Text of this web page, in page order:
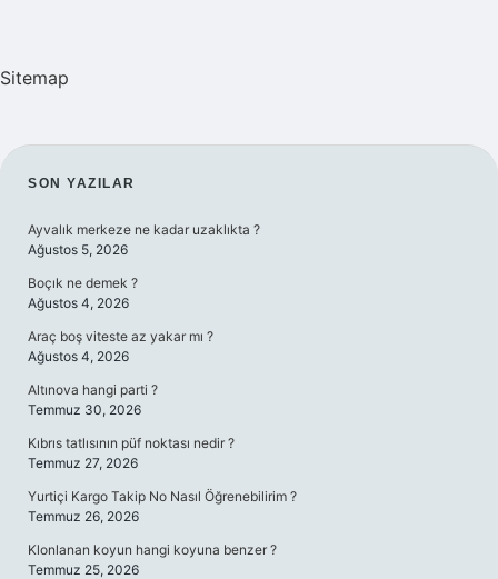
Sitemap
SIDEBAR
SON YAZILAR
Ayvalık merkeze ne kadar uzaklıkta ?
Ağustos 5, 2026
Boçık ne demek ?
Ağustos 4, 2026
Araç boş viteste az yakar mı ?
Ağustos 4, 2026
Altınova hangi parti ?
Temmuz 30, 2026
Kıbrıs tatlısının püf noktası nedir ?
Temmuz 27, 2026
Yurtiçi Kargo Takip No Nasıl Öğrenebilirim ?
Temmuz 26, 2026
Klonlanan koyun hangi koyuna benzer ?
Temmuz 25, 2026